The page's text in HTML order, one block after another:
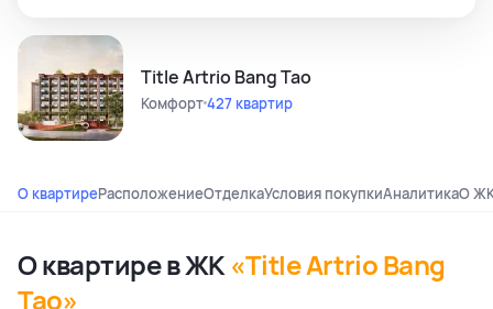
Title Artrio Bang Tao
Комфорт427 квартир
О квартиреРасположениеОтделкаУсловия покупкиАналитикаО
О квартире в ЖК «Title Artrio Bang
Tao»